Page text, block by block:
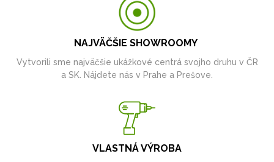
NAJVÄČŠIE SHOWROOMY
Vytvorili sme najväčšie ukážkové centrá svojho druhu v ČR
a SK. Nájdete nás v Prahe a Prešove.
VLASTNÁ VÝROBA